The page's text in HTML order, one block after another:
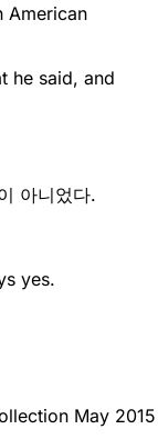
American
he said, and
아니었다.
yes.
May 2015